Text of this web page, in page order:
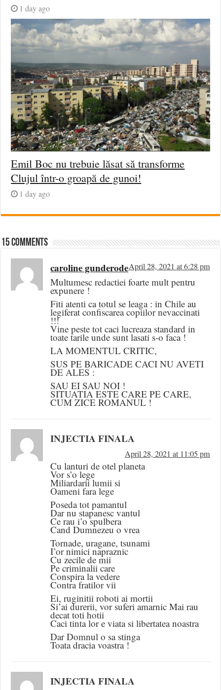
1 day ago
Emil Boc nu trebuie lăsat să transforme
Clujul într-o groapă de gunoi!
1 day ago
15 comments
caroline gunderodeApril 28, 2021 at 6:28 pm
Multumesc redactiei foarte mult pentru
expunere !
Fiti atenti ca totul se leaga : in Chile au
legiferat confiscarea copiilor nevaccinati
!!!
Vine peste tot caci lucreaza standard in
toate tarile unde sunt lasati s-o faca !
LA MOMENTUL CRITIC,
SUS PE BARICADE CACI NU AVETI
DE ALES :
SAU EI SAU NOI !
SITUATIA ESTE CARE PE CARE,
CUM ZICE ROMANUL !
INJECTIA FINALA
April 28, 2021 at 11:05 pm
Cu lanturi de otel planeta
Vor s’o lege
Miliardarii lumii si
Oameni fara lege
Poseda tot pamantul
Dar nu stapanesc vantul
Ce rau i’o spulbera
Cand Dumnezeu o vrea
Tornade, uragane, tsunami
I’or nimici napraznic
Cu zecile de mii
Pe criminalii care
Conspira la vedere
Contra fratilor vii
Ei, ruginitii roboti ai mortii
Si’ai durerii, vor suferi amarnic Mai rau
decat toti hotii
Caci tinta lor e viata si libertatea noastra
Dar Domnul o sa stinga
Toata dracia voastra !
INJECTIA FINALA